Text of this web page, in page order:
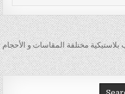
مختلفة المقاسات و الأحجام